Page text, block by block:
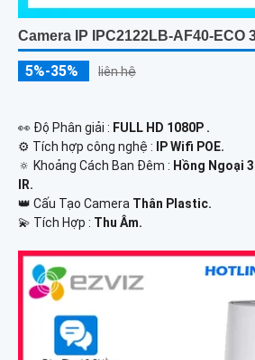
Camera IP IPC2122LB-AF40-ECO
5%-35% liên hệ
️👀 Độ Phân giải : FULL HD 1080P .
⚙ Tích hợp công nghệ :
IP Wifi POE.
🔅 Khoảng Cách Ban Đêm : Hồng Ngoại
IR.
👑 Cấu Tạo Camera Thân Plastic.
️💫 Tích Hợp : Thu Âm.